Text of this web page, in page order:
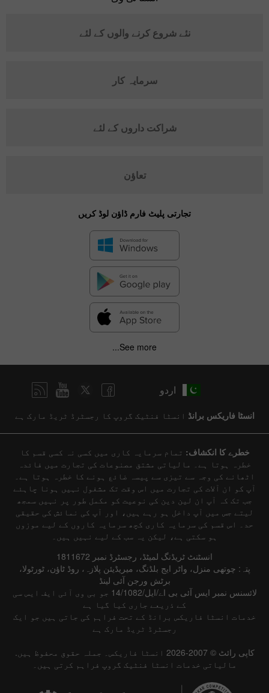
نئے شروع کرنے والوں کے لئے
سرمایہ کار
شراکت داروں کے لئے
تعاؤن
تجارتی پلیٹ فارم ڈاؤن لوڈ کریں
See more...
اردو
انسٹا فاریکس برانڈ انسٹا فنٹیک گروپ کا رجسٹرڈ ٹریڈ مارک ہے
خطرے کا انکشاف: تمام سرمایہ کاری میں کسی نہ کسی قسم کا
خطرہ ہوتا ہے۔ مالیاتی مشتق مصنوعات کی تجارت میں فائدہ
اٹھانے کی وجہ سے تیزی سے پیسہ ضائع ہونے کا خطرہ ہوتا ہے۔
آپ کو ان آلات کی تجارت میں اس وقت تک مشغول نہیں ہونا چاہئے
جب تک کہ آپ ان لین دین کی نوعیت کو مکمل طور پر نہیں سمجھ
لیتے جس میں آپ داخل ہو رہے ہیں، اور آپ کی نمائش کی حقیقی
حد۔ اس قسم کی سرمایہ کاری کچھ سرمایہ کاروں کے لیے موزوں
ہو سکتی ہے، لیکن یہ سب کے لیے نہیں ہیں۔
انسٹنٹ ٹریڈنگ لمیٹڈ، رجسٹرڈ نمبر 1811672
پتہ: چوتھی منزل، واٹر ایج بلڈنگ، میریڈیئن پلازہ، روڈ ٹاؤن، ٹورٹولا،
برٹش ورجن آئی لینڈ
لائسنس نمبر ایس آئی بی اے/ایل/14/1082 جو بی وی آئی ایف ایس سی
کے ذریعے جاری کیا گیا ہے
خدمات انسٹا فاریکس برانڈ کے تحت فراہم کی جاتی ہیں جو ایک
رجسٹرڈ ٹریڈ مارک ہے
کاپی رائٹ © 2007-2026 انسٹا فاریکس۔ جملہ حقوق محفوظ ہیں.
مالیاتی خدمات انسٹا فنٹیک گروپ فراہم کرتی ہیں۔